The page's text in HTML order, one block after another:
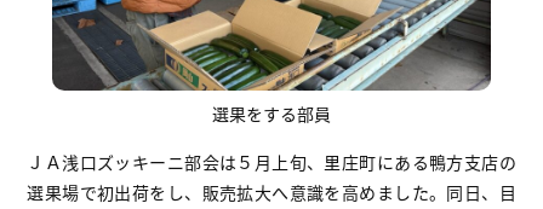
選果をする部員
ＪＡ浅口ズッキーニ部会は５月上旬、里庄町にある鴨方支店の
選果場で初出荷をし、販売拡大へ意識を高めました。同日、目